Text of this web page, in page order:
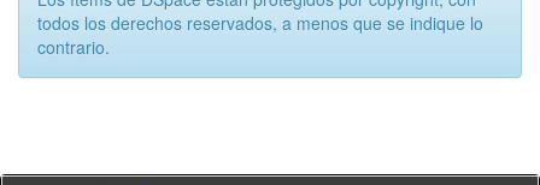
todos los derechos reservados, a menos que se indique lo
contrario.